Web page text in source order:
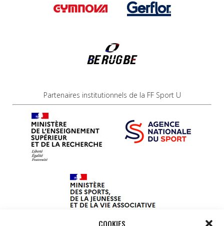
COOKIES
Partenaires institutionnels de la FF Sport U